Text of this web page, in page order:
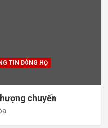
TIN DÒNG HỌ
chuyển